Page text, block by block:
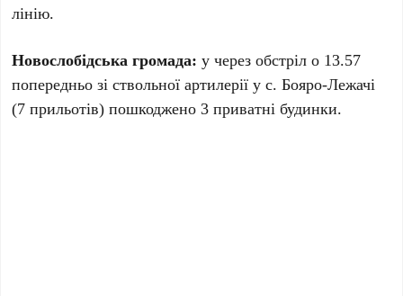
лінію.
Новослобідська громада: у через обстріл о 13.57
попередньо зі ствольної артилерії у с. Бояро-Лежачі
(7 прильотів) пошкоджено 3 приватні будинки.